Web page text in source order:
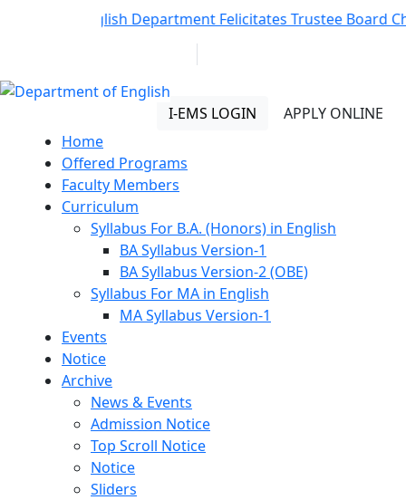
English Department Felicitates Trustee Board
Department of English
I-EMS LOGIN
APPLY ONLINE
Home
Offered Programs
Faculty Members
Curriculum
Syllabus For B.A. (Honors) in English
BA Syllabus Version-1
BA Syllabus Version-2 (OBE)
Syllabus For MA in English
MA Syllabus Version-1
Events
Notice
Archive
News & Events
Admission Notice
Top Scroll Notice
Notice
Sliders